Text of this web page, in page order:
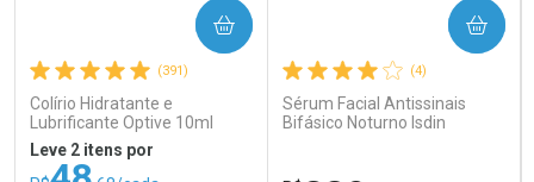
Comprar sem Desconto
Comprar sem Desconto
(391)
Colírio Hidratante e
Lubrificante Optive 10ml
Leve 2 itens por
COMPRAR
(4)
Sérum Facial Antissinais
Bifásico Noturno Isdin
COMPRAR